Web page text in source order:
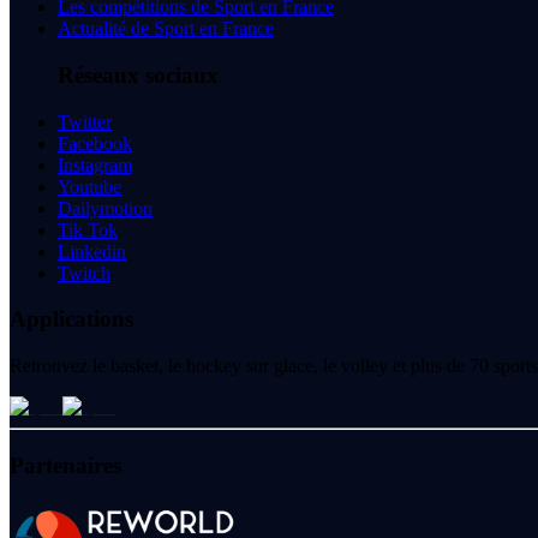
Les compétitions de Sport en France
Actualité de Sport en France
Réseaux sociaux
Twitter
Facebook
Instagram
Youtube
Dailymotion
Tik Tok
Linkedin
Twitch
Applications
Retrouvez le basket, le hockey sur glace, le volley et plus de 70
Partenaires